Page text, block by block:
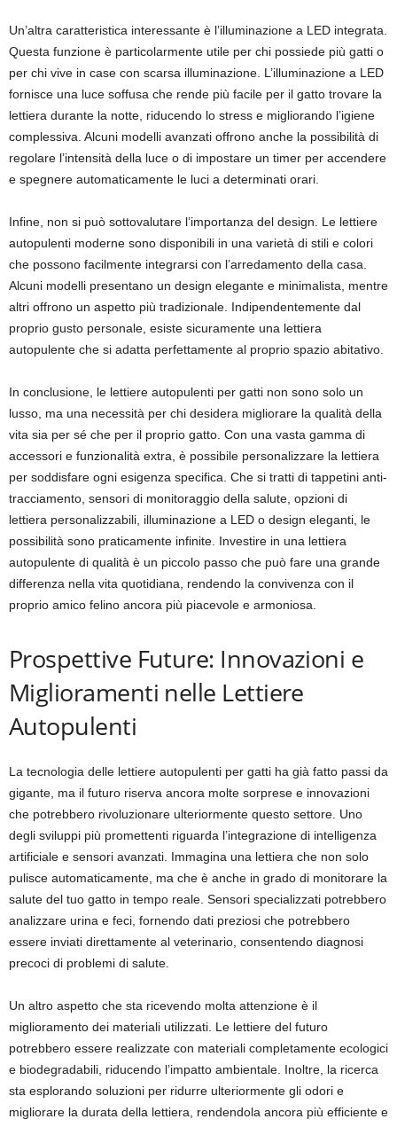
Un’altra caratteristica interessante è l’illuminazione a LED integrata.
Questa funzione è particolarmente utile per chi possiede più gatti o
per chi vive in case con scarsa illuminazione. L’illuminazione a LED
fornisce una luce soffusa che rende più facile per il gatto trovare la
lettiera durante la notte, riducendo lo stress e migliorando l’igiene
complessiva. Alcuni modelli avanzati offrono anche la possibilità di
regolare l’intensità della luce o di impostare un timer per accendere
e spegnere automaticamente le luci a determinati orari.
Infine, non si può sottovalutare l’importanza del design. Le lettiere
autopulenti moderne sono disponibili in una varietà di stili e colori
che possono facilmente integrarsi con l’arredamento della casa.
Alcuni modelli presentano un design elegante e minimalista, mentre
altri offrono un aspetto più tradizionale. Indipendentemente dal
proprio gusto personale, esiste sicuramente una lettiera
autopulente che si adatta perfettamente al proprio spazio abitativo.
In conclusione, le lettiere autopulenti per gatti non sono solo un
lusso, ma una necessità per chi desidera migliorare la qualità della
vita sia per sé che per il proprio gatto. Con una vasta gamma di
accessori e funzionalità extra, è possibile personalizzare la lettiera
per soddisfare ogni esigenza specifica. Che si tratti di tappetini anti-
tracciamento, sensori di monitoraggio della salute, opzioni di
lettiera personalizzabili, illuminazione a LED o design eleganti, le
possibilità sono praticamente infinite. Investire in una lettiera
autopulente di qualità è un piccolo passo che può fare una grande
differenza nella vita quotidiana, rendendo la convivenza con il
proprio amico felino ancora più piacevole e armoniosa.
Prospettive Future: Innovazioni e
Miglioramenti nelle Lettiere
Autopulenti
La tecnologia delle lettiere autopulenti per gatti ha già fatto passi da
gigante, ma il futuro riserva ancora molte sorprese e innovazioni
che potrebbero rivoluzionare ulteriormente questo settore. Uno
degli sviluppi più promettenti riguarda l’integrazione di intelligenza
artificiale e sensori avanzati. Immagina una lettiera che non solo
pulisce automaticamente, ma che è anche in grado di monitorare la
salute del tuo gatto in tempo reale. Sensori specializzati potrebbero
analizzare urina e feci, fornendo dati preziosi che potrebbero
essere inviati direttamente al veterinario, consentendo diagnosi
precoci di problemi di salute.
Un altro aspetto che sta ricevendo molta attenzione è il
miglioramento dei materiali utilizzati. Le lettiere del futuro
potrebbero essere realizzate con materiali completamente ecologici
e biodegradabili, riducendo l’impatto ambientale. Inoltre, la ricerca
sta esplorando soluzioni per ridurre ulteriormente gli odori e
migliorare la durata della lettiera, rendendola ancora più efficiente e